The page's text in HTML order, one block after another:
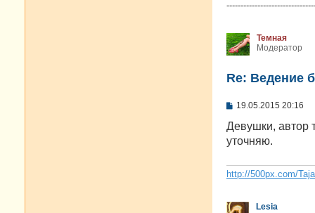
Темная
Модератор
Re: Ведение
С
о
б
щ
н
и
19.05.2015 20:16
Девушки, автор
уточняю.
http://500px.com/
Lesia